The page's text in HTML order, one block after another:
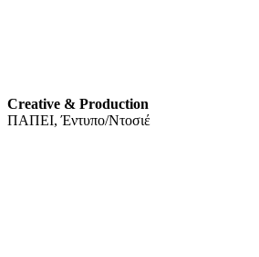
Creative & Production
ΠΑΠΕΙ, Έντυπο/Ντοσιέ